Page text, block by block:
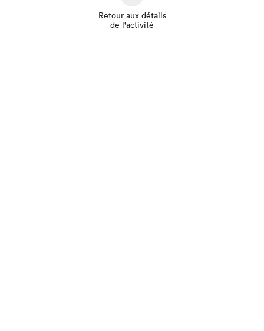
Retour aux détails
de l'activité